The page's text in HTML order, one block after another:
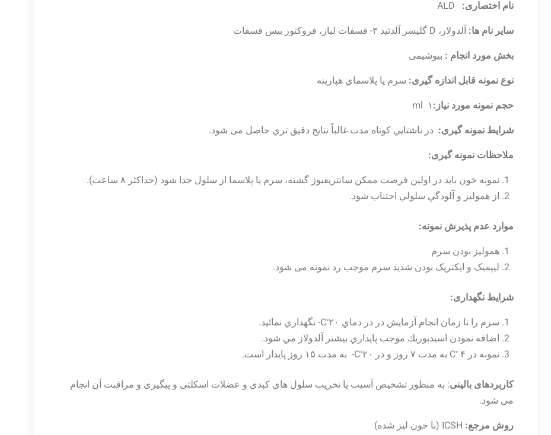
نام اختصاری: ALD
سایر نام ها: آلدولاز، D گلیسر آلدئید ۳- فسفات لیاز، فروکتوز بیس فسفات
بخش مورد انجام : بیوشیمی
نوع نمونه قابل اندازه گیری: سرم يا پلاسماي هپارينه
حجم نمونه مورد نیاز:
ml ۱
شرایط نمونه گیری: در ناشتايي كوتاه مدت غالباً نتايج دقيق تري حاصل می شود.
ملاحظات نمونه گیری:
نمونه خون بايد در اولين فرصت ممكن سانتریفیوژ گشته، سرم يا پلاسما از سلول جدا شود (حداکثر ۸ ساعت).
از هموليز و آلودگي سلولي اجتناب شود.
موارد عدم پذیرش نمونه:
همولیز بودن سرم
لیپمیک و ایکتریک بودن شدید سرم موجب رد نمونه می شود.
شرایط نگهداری:
سرم را تا زمان انجام آزمايش در در دماي C
◦۲۰- نگهداري نمائيد.
اضافه نمودن اسيدبوريك موجب پايداري بيشتر آلدولاز مي شود.
نمونه در C
◦ ۴ به مدت ۷ روز و در C ◦۲۰- به مدت ۱۵ روز پایدار است.
کاربردهای بالینی: به منظور تشخیص آسیب یا تخریب سلول های کبدی و عضلات اسکلتی و پیگیری و مراقبت آن انجام
می شود.
روش مرجع: